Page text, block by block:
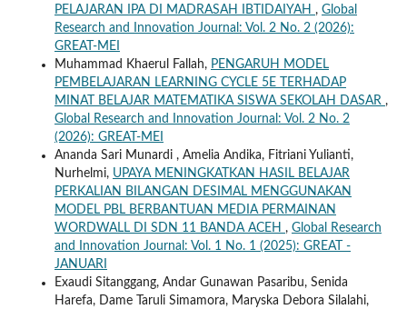
PELAJARAN IPA DI MADRASAH IBTIDAIYAH , Global
Research and Innovation Journal: Vol. 2 No. 2 (2026):
GREAT-MEI
Muhammad Khaerul Fallah, PENGARUH MODEL
PEMBELAJARAN LEARNING CYCLE 5E TERHADAP
MINAT BELAJAR MATEMATIKA SISWA SEKOLAH DASAR ,
Global Research and Innovation Journal: Vol. 2 No. 2
(2026): GREAT-MEI
Ananda Sari Munardi , Amelia Andika, Fitriani Yulianti,
Nurhelmi, UPAYA MENINGKATKAN HASIL BELAJAR
PERKALIAN BILANGAN DESIMAL MENGGUNAKAN
MODEL PBL BERBANTUAN MEDIA PERMAINAN
WORDWALL DI SDN 11 BANDA ACEH , Global Research
and Innovation Journal: Vol. 1 No. 1 (2025): GREAT -
JANUARI
Exaudi Sitanggang, Andar Gunawan Pasaribu, Senida
Harefa, Dame Taruli Simamora, Maryska Debora Silalahi,